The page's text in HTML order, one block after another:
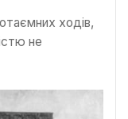
ходів,
не